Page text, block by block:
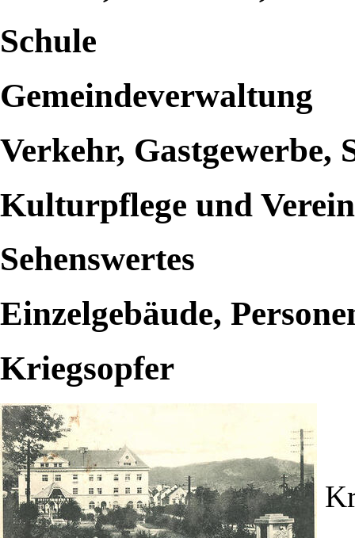
Schule
Gemeindeverwaltung
Verkehr, Gastgewerbe,
Kulturpflege und
Sehenswertes
Einzelgebäude,
Kriegsopfer